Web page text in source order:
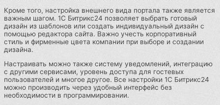
Кроме того, настройка внешнего вида портала также является
важным шагом. 1С Битрикс24 позволяет выбрать готовый
дизайн из шаблонов или создать индивидуальный дизайн с
помощью редактора сайта. Важно учесть корпоративный
стиль и фирменные цвета компании при выборе и создании
дизайна.
Настраивать можно также систему уведомлений, интеграцию
с другими сервисами, уровень доступа для гостевых
пользователей и многое другое. Все настройки 1С Битрикс24
можно производить через удобный интерфейс без
необходимости в программировании.